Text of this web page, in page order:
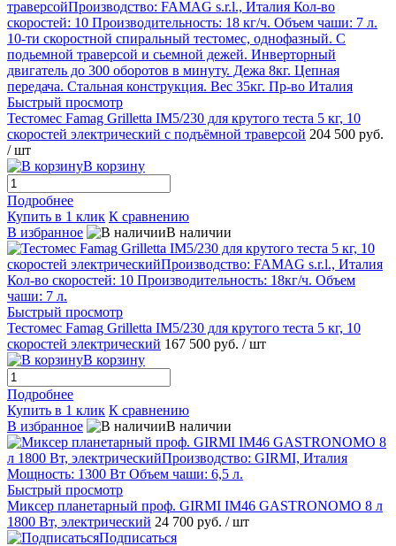
Быстрый просмотр
Тестомес Famag Grilletta IM5/230 для крутого теста 5 кг, 10
скоростей электрический с подъёмной траверсой 204 500 руб.
/ шт
В корзину
Подробнее
Купить в 1 клик К сравнению
В избранное
В наличии
Быстрый просмотр
Тестомес Famag Grilletta IM5/230 для крутого теста 5 кг, 10
скоростей электрический 167 500 руб. / шт
В корзину
Подробнее
Купить в 1 клик К сравнению
В избранное
В наличии
Быстрый просмотр
Миксер планетарный проф. GIRMI IM46 GASTRONOMO 8 л
1800 Вт, электрический 24 700 руб. / шт
Подписаться